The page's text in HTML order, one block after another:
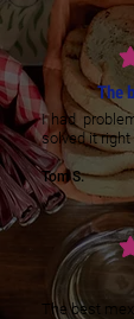
The
I had
solved it right
Tom S.
The best